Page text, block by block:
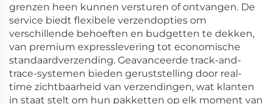
grenzen heen kunnen versturen of ontvangen. De
service biedt flexibele verzendopties om
verschillende behoeften en budgetten te dekken,
van premium expresslevering tot economische
standaardverzending. Geavanceerde track-and-
trace-systemen bieden geruststelling door real-
time zichtbaarheid van verzendingen, wat klanten
in staat stelt om hun pakketten op elk moment van